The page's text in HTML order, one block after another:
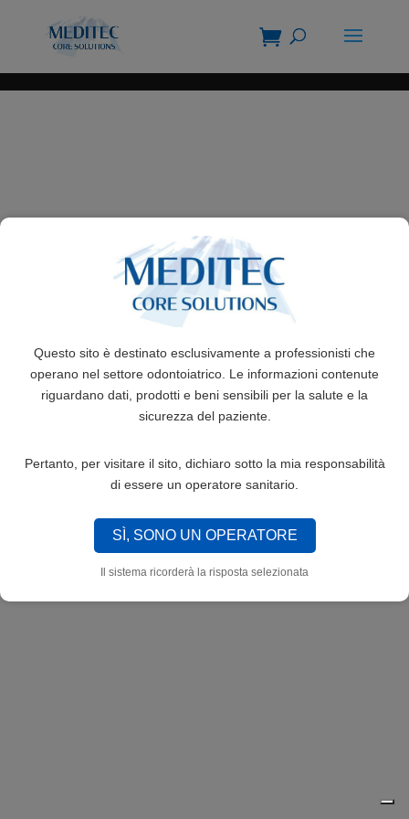
Questo sito è destinato esclusivamente a professionisti che
operano nel settore odontoiatrico. Le informazioni contenute
riguardano dati, prodotti e beni sensibili per la salute e la
sicurezza del paziente.
Pertanto, per visitare il sito, dichiaro sotto la mia responsabilità
di essere un operatore sanitario.
SÌ, SONO UN OPERATORE
Il sistema ricorderà la risposta selezionata